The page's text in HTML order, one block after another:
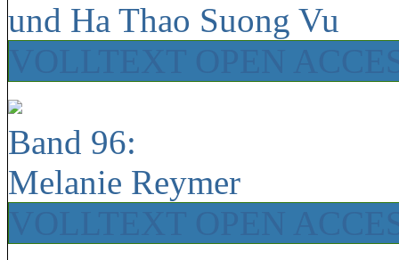
und Ha Thao Suong Vu
Band 96:
Melanie Reymer